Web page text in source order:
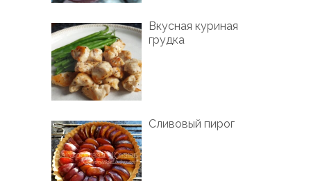
Вкусная куриная
грудка
Сливовый пирог